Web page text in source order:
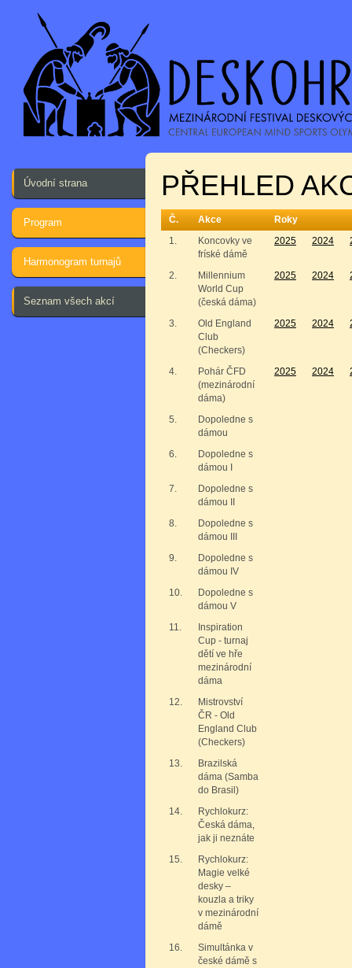
Úvodní strana
Program
Harmonogram turnajů
Seznam všech akcí
PŘEHLED
Č. Akce
Roky
1.
Koncovky ve
fríské dámě
2025 2024
2.
Millennium
World Cup
(česká dáma)
2025 2024
3.
Old England
Club
(Checkers)
2025 2024
4.
Pohár ČFD
(mezinárodní
dáma)
2025 2024
5.
Dopoledne s
dámou
6.
Dopoledne s
dámou I
7.
Dopoledne s
dámou II
8.
Dopoledne s
dámou III
9.
Dopoledne s
dámou IV
10.
Dopoledne s
dámou V
11.
Inspiration
Cup - turnaj
dětí ve hře
mezinárodní
dáma
12.
Mistrovství
ČR - Old
England Club
(Checkers)
13.
Brazilská
dáma (Samba
do Brasil)
14.
Rychlokurz:
Česká dáma,
jak ji neznáte
15.
Rychlokurz:
Magie velké
desky –
kouzla a triky
v mezinárodní
dámě
16.
Simultánka v
české dámě s